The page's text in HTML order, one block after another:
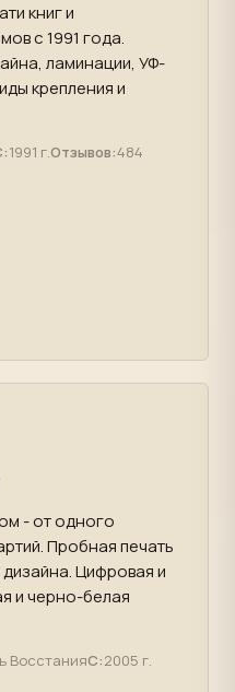
книг и
с 1991 года.
ламинации, УФ-
крепления и
1991 г.Отзывов:484
- от одного
Пробная печать
Цифровая и
и черно-белая
ВосстанияС:2005 г.